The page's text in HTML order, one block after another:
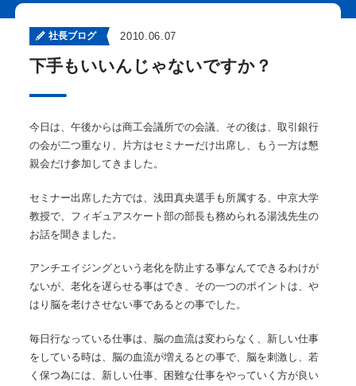
社長ブログ 2010.06.07
下手もいいんじゃないですか？
今日は、午後からは商工会議所での会議、その後は、取引銀行
の会が二つ重なり、片方はセミナーだけ出席し、もう一方は懇
親会だけ参加してきました。
セミナー出席した方では、浅田真央選手も所属する、中京大学
教授で、フィギュアスケート部の部長も務められる湯浅先生の
お話を聞きました。
アンチエイジングという老化を防止する事なんてできるわけが
ないが、老化を遅らせる事はでき、その一つのポイントは、や
はり脳を老けさせない事であるとの事でした。
毎日行なっている仕事は、脳の血流は変わらなく、新しい仕事
をしている時は、脳の血流が増えるとの事で、脳を刺激し、若
く保つ為には、新しい仕事、困難な仕事をやっていく方が良い